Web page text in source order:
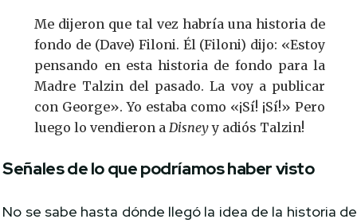
Me dijeron que tal vez habría una historia de
fondo de (Dave) Filoni. Él (Filoni) dijo: «Estoy
pensando en esta historia de fondo para la
Madre Talzin del pasado. La voy a publicar
con George». Yo estaba como «¡Sí! ¡Sí!» Pero
luego lo vendieron a Disneyy adiós Talzin!
Señales de lo que podríamos haber visto
No se sabe hasta dónde llegó la idea de la historia de